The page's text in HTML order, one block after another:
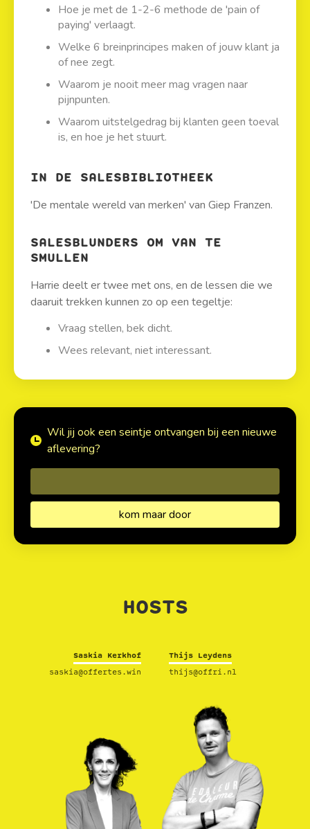
Hoe je met de 1-2-6 methode de 'pain of
paying' verlaagt.
Welke 6 breinprincipes maken of jouw klant ja
of nee zegt.
Waarom je nooit meer mag vragen naar
pijnpunten.
Waarom uitstelgedrag bij klanten geen toeval
is, en hoe je het stuurt.
IN DE SALESBIBLIOTHEEK
'De mentale wereld van merken' van Giep Franzen.
SALESBLUNDERS OM VAN TE
SMULLEN
Harrie deelt er twee met ons, en de lessen die we
daaruit trekken kunnen zo op een tegeltje:
Vraag stellen, bek dicht.
Wees relevant, niet interessant.
Wil jij ook een seintje ontvangen bij een nieuwe
aflevering?
HOSTS
Saskia Kerkhof
saskia@offertes.win
Thijs Leydens
thijs@offri.nl